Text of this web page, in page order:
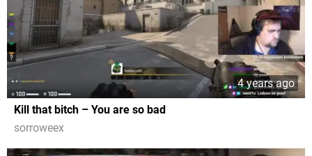
4 years ago
Kill that bitch – You are so bad
sorroweex